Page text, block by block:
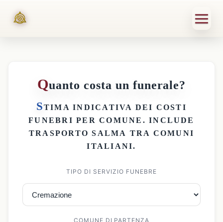
Quanto costa un funerale?
STIMA INDICATIVA DEI COSTI
FUNEBRI PER COMUNE . INCLUDE
TRASPORTO SALMA TRA COMUNI
ITALIANI.
TIPO DI SERVIZIO FUNEBRE
COMUNE DI PARTENZA